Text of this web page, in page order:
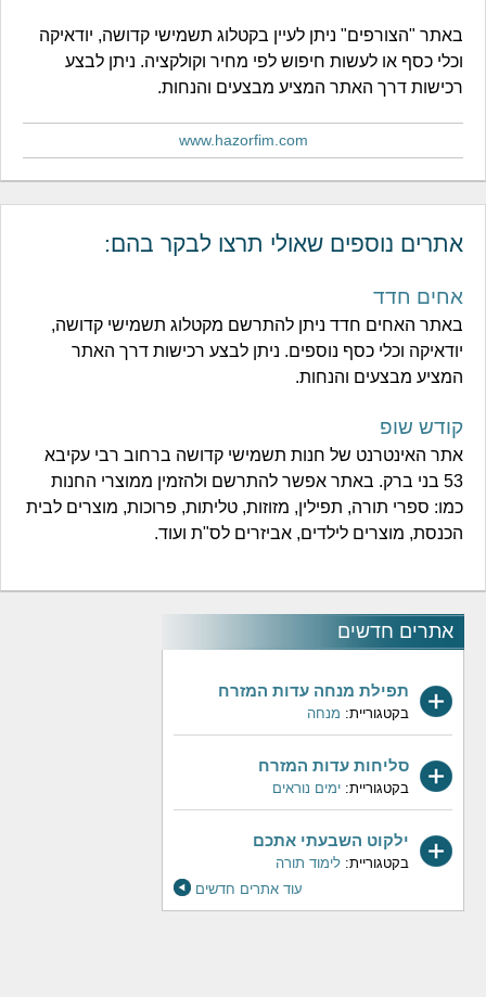
אתרים חדשים
תפילת מנחה עדות המזרח
בקטגוריית: מנחה
סליחות עדות המזרח
בקטגוריית: ימים נוראים
ילקוט השבעתי אתכם
בקטגוריית: לימוד תורה
עוד אתרים חדשים
באתר "הצורפים" ניתן לעיין בקטלוג תשמישי קדושה, יודאיקה
וכלי כסף או לעשות חיפוש לפי מחיר וקולקציה. ניתן לבצע
רכישות דרך האתר המציע מבצעים והנחות.
www.hazorfim.com
אתרים נוספים שאולי תרצו לבקר בהם:
אחים חדד
באתר האחים חדד ניתן להתרשם מקטלוג תשמישי קדושה,
יודאיקה וכלי כסף נוספים. ניתן לבצע רכישות דרך האתר
המציע מבצעים והנחות.
קודש שופ
אתר האינטרנט של חנות תשמישי קדושה ברחוב רבי עקיבא
53 בני ברק. באתר אפשר להתרשם ולהזמין ממוצרי החנות
כמו: ספרי תורה, תפילין, מזוזות, טליתות, פרוכות, מוצרים לבית
הכנסת, מוצרים לילדים, אביזרים לס"ת ועוד.